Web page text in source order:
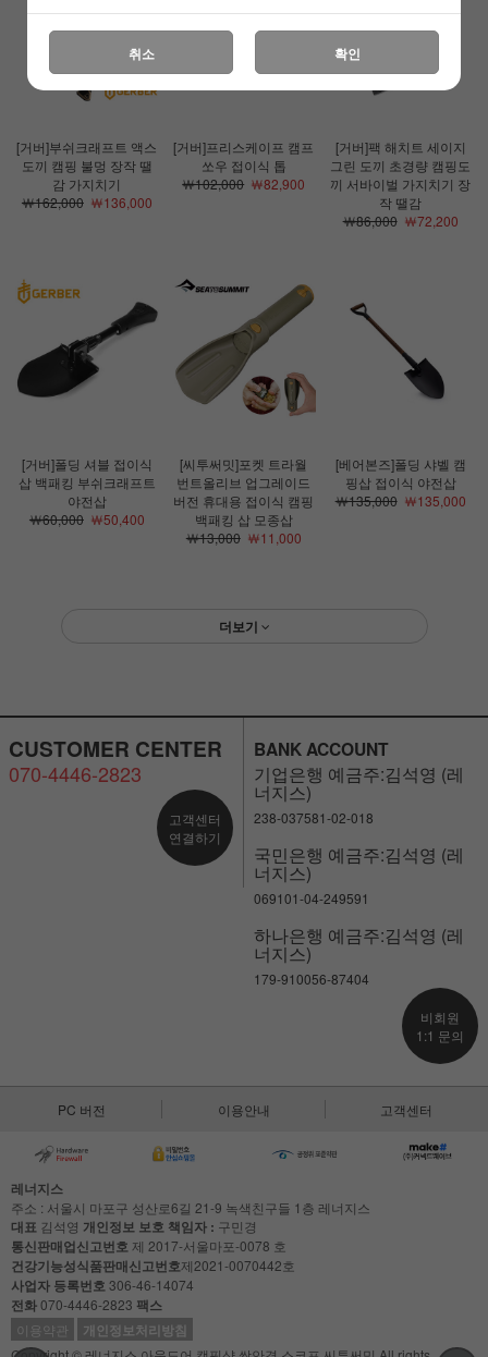
[거버]부쉬크래프트 액스
도끼 캠핑 불멍 장작 땔
감 가지치기
￦162,000￦136,000
[거버]프리스케이프 캠프
쏘우 접이식 톱
￦102,000 ￦82,900
[거버]팩 해치트 세이지
그린 도끼 초경량 캠핑도
끼 서바이벌 가지치기 장
작 땔감
￦86,000￦72,200
[거버]폴딩 셔블 접이식
삽 백패킹 부쉬크래프트
야전삽
￦60,000￦50,400
[씨투써밋]포켓 트라월
번트올리브 업그레이드
버전 휴대용 접이식 캠핑
백패킹 삽 모종삽
￦13,000￦11,000
[베어본즈]폴딩 샤벨 캠
핑삽 접이식 야전삽
￦135,000￦135,000
더보기
CUSTOMER CENTER
070-4446-2823
고객센터
연결하기
BANK ACCOUNT
기업은행 예금주:김석영 (레
너지스)
238-037581-02-018
국민은행 예금주:김석영 (레
너지스)
069101-04-249591
하나은행 예금주:김석영 (레
너지스)
179-910056-87404
비회원
1:1 문의
PC 버전 이용안내 고객센터
레너지스
주소 : 서울시 마포구 성산로6길 21-9 녹색친구들 1층 레너지스
대표 김석영 개인정보 보호 책임자 : 구민경
통신판매업신고번호제 2017-서울마포-0078 호
건강기능성식품판매신고번호제2021-0070442호
사업자 등록번호306-46-14074
전화070-4446-2823 팩스
이용약관 개인정보처리방침
취소 확인